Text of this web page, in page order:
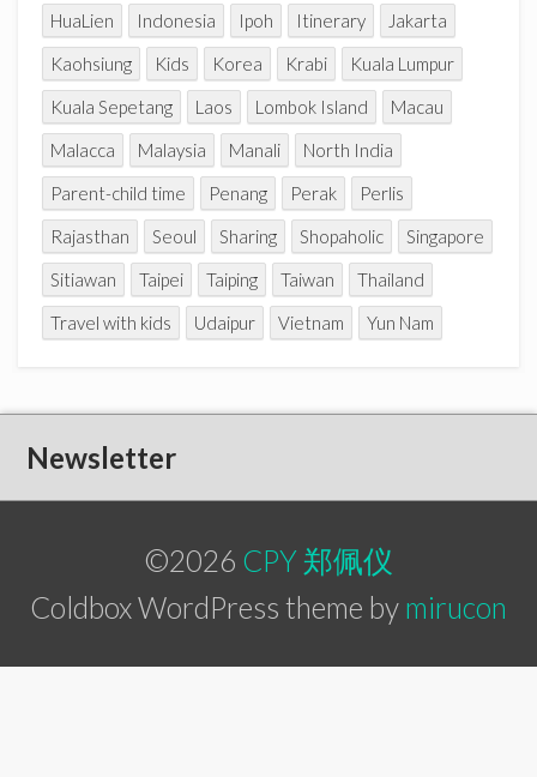
HuaLien
Indonesia Ipoh Itinerary
Jakarta
Kaohsiung
Kids Korea Krabi
Kuala Lumpur
Kuala Sepetang
Laos Lombok Island
Macau
Malacca
Malaysia Manali
North India
Parent-child time
Penang Perak
Perlis
Rajasthan
Seoul Sharing Shopaholic
Singapore
Sitiawan
Taipei Taiping Taiwan
Thailand
Travel with kids
Udaipur Vietnam Yun Nam
Newsletter
©2026 CPY 郑佩仪
Coldbox WordPress theme by mirucon